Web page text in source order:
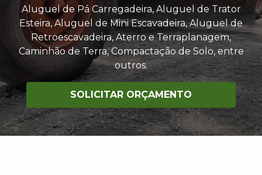
Aluguel de Pá Carregadeira, Aluguel de Trator
Esteira, Aluguel de Mini Escavadeira, Aluguel de
Retroescavadeira, Aterro e Terraplanagem,
Caminhão de Terra, Compactação de Solo, entre
outros.
SOLICITAR ORÇAMENTO